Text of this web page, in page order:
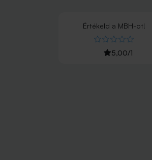
Értékeld a MBH-ot!
5,00/1